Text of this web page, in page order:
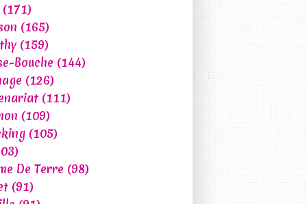
(171)
(165)
(159)
Bouche (144)
(126)
(111)
(109)
(105)
De Terre (98)
(91)